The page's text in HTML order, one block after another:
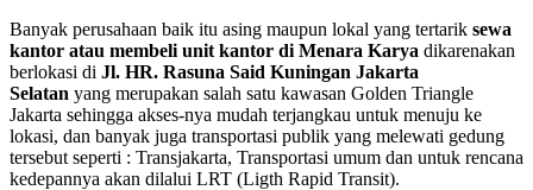
Banyak perusahaan baik itu asing maupun lokal yang tertarik sewa
kantor atau membeli unit kantor di Menara Karya dikarenakan
berlokasi di Jl. HR. Rasuna Said Kuningan Jakarta
Selatan yang merupakan salah satu kawasan Golden Triangle
Jakarta sehingga akses-nya mudah terjangkau untuk menuju ke
lokasi, dan banyak juga transportasi publik yang melewati gedung
tersebut seperti : Transjakarta, Transportasi umum dan untuk rencana
kedepannya akan dilalui LRT (Ligth Rapid Transit).